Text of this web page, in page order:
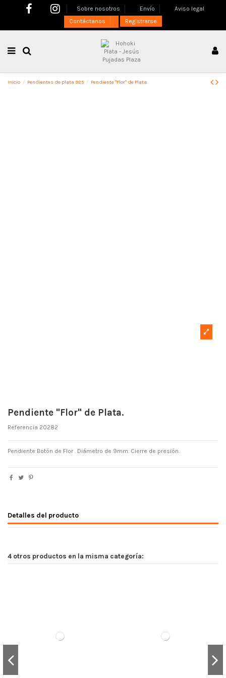
Sobre nosotros Envío
Aviso legal
Contáctanos
Registrarse
Inicio Pendientes de plata 925 Pendiente "Flor" de Plata.
Pendiente "Flor" de Plata.
Referencia 20282
Pendiente Botón de Flor . Diámetro de 9mm. Cierre de presión.
Detalles del producto
4 otros productos en la misma categoría: